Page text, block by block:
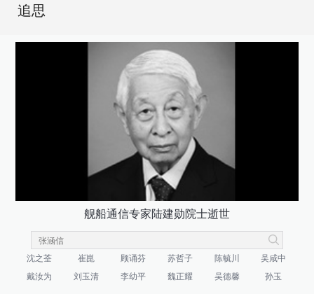
追思
舰船通信专家陆建勋院士逝世
沈之荃 崔崑 顾诵芬 苏哲子 陈毓川
吴咸中
戴汝为
刘玉清 李幼平 魏正耀 吴德馨 孙玉